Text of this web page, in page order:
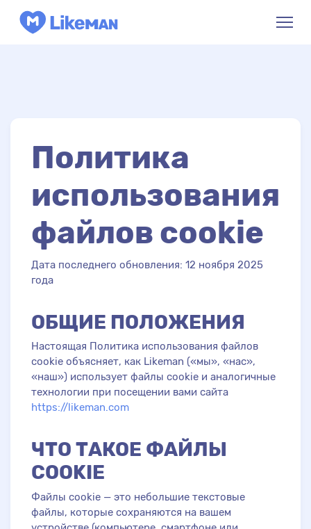
Политика
использования
файлов cookie
Дата последнего обновления: 12 ноября 2025
года
ОБЩИЕ ПОЛОЖЕНИЯ
Настоящая Политика использования файлов
cookie объясняет, как Likeman («мы», «нас»,
«наш») использует файлы cookie и аналогичные
технологии при посещении вами сайта
https://likeman.com
ЧТО ТАКОЕ ФАЙЛЫ
COOKIE
Файлы cookie — это небольшие текстовые
файлы, которые сохраняются на вашем